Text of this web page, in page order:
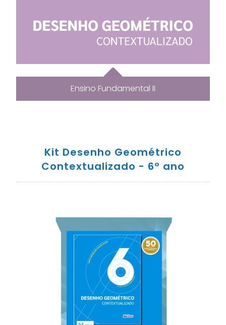
Contato
Ensino Fundamental II
Kit Desenho Geométrico
Contextualizado - 6º ano